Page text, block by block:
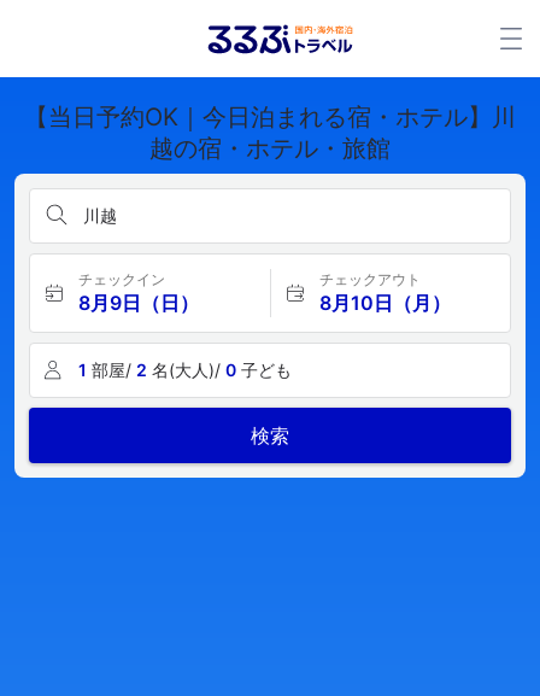
【当日予約OK｜今日泊まれる宿・ホテル】川
越の宿・ホテル・旅館
川越
チェックイン
8月9日（日）
チェックアウト
8月10日（月）
1 部屋/ 2 名(大人)/ 0 子ども
検索